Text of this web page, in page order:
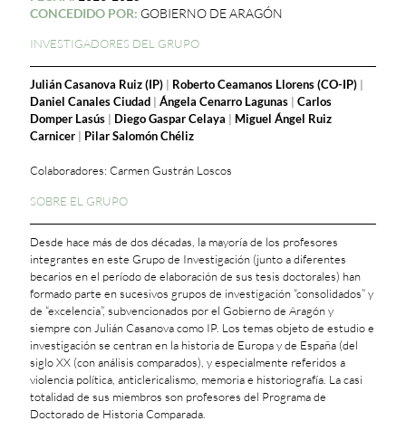
CONCEDIDO POR: GOBIERNO DE ARAGÓN
INVESTIGADORES DEL GRUPO
Julián Casanova Ruiz (IP) | Roberto Ceamanos Llorens (CO-IP) |
Daniel Canales Ciudad | Ángela Cenarro Lagunas | Carlos
Domper Lasús | Diego Gaspar Celaya | Miguel Ángel Ruiz
Carnicer | Pilar Salomón Chéliz
Colaboradores: Carmen Gustrán Loscos
SOBRE EL GRUPO
Desde hace más de dos décadas, la mayoría de los profesores
integrantes en este Grupo de Investigación (junto a diferentes
becarios en el período de elaboración de sus tesis doctorales) han
formado parte en sucesivos grupos de investigación “consolidados” y
de “excelencia”, subvencionados por el Gobierno de Aragón y
siempre con Julián Casanova como IP. Los temas objeto de estudio e
investigación se centran en la historia de Europa y de España (del
siglo XX (con análisis comparados), y especialmente referidos a
violencia política, anticlericalismo, memoria e historiografía. La casi
totalidad de sus miembros son profesores del Programa de
Doctorado de Historia Comparada.